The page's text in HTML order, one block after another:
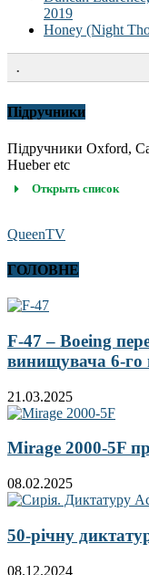
2019
Honey (Night
.
Підручники
Підручники Oxford,
Hueber etc
Открыть список
QueenTV
ГОЛОВНЕ
F-47 – Boeing
винищувача 6-го
21.03.2025
Mirage 2000-5F
08.02.2025
50-річну
08.12.2024